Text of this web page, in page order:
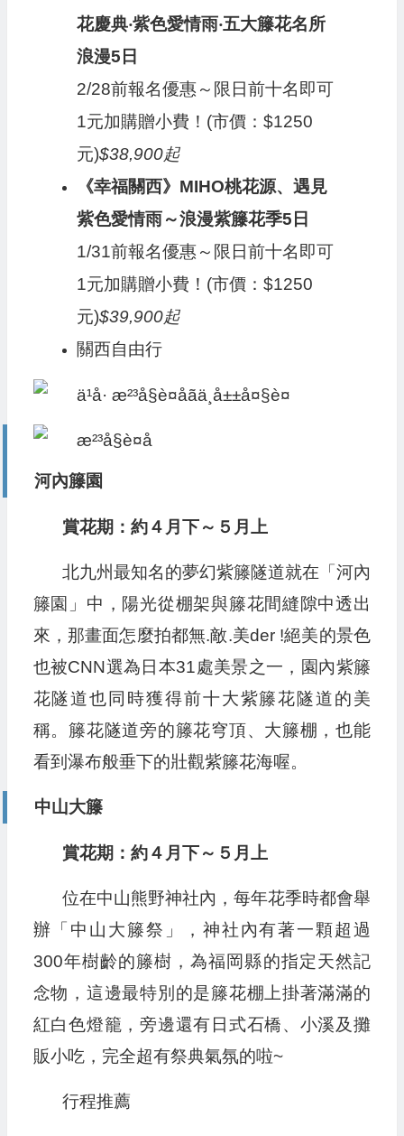
花慶典‧紫色愛情雨‧五大籐花名所
浪漫5日
2/28前報名優惠～限日前十名即可
1元加購贈小費！(市價：$1250
元)$38,900起
《幸福關西》MIHO桃花源、遇見
紫色愛情雨～浪漫紫籐花季5日
1/31前報名優惠～限日前十名即可
1元加購贈小費！(市價：$1250
元)$39,900起
關西自由行
河內籐園
賞花期：約４月下～５月上
北九州最知名的夢幻紫籐隧道就在「河內
籐園」中，陽光從棚架與籐花間縫隙中透出
來，那畫面怎麼拍都無.敵.美der !絕美的景色
也被CNN選為日本31處美景之一，園內紫籐
花隧道也同時獲得前十大紫籐花隧道的美
稱。籐花隧道旁的籐花穹頂、大籐棚，也能
看到瀑布般垂下的壯觀紫籐花海喔。
中山大籐
賞花期：約４月下～５月上
位在中山熊野神社內，每年花季時都會舉
辦「中山大籐祭」，神社內有著一顆超過
300年樹齡的籐樹，為福岡縣的指定天然記
念物，這邊最特別的是籐花棚上掛著滿滿的
紅白色燈籠，旁邊還有日式石橋、小溪及攤
販小吃，完全超有祭典氣氛的啦~
行程推薦